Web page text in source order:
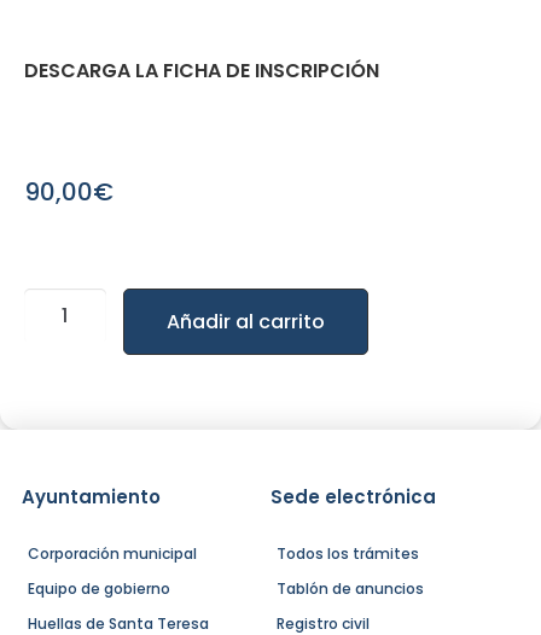
DESCARGA LA FICHA DE INSCRIPCIÓN
90,00€
Añadir al carrito
Ayuntamiento
Corporación municipal
Equipo de gobierno
Huellas de Santa Teresa
Sede electrónica
Todos los trámites
Tablón de anuncios
Registro civil